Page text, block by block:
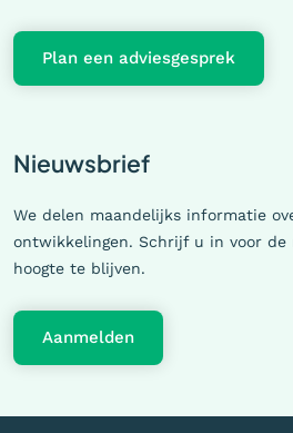
Plan een adviesgesprek
Nieuwsbrief
We delen maandelijks informatie
ontwikkelingen. Schrijf u in voor de
hoogte te blijven.
Aanmelden